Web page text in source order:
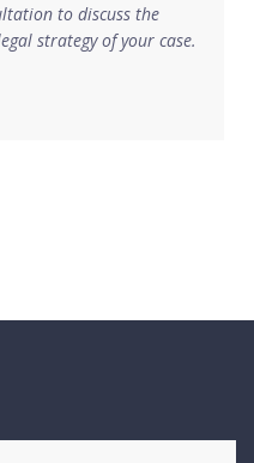
to discuss the
strategy of your case.